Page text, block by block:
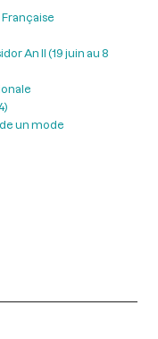
An II (19 juin au 8
un mode